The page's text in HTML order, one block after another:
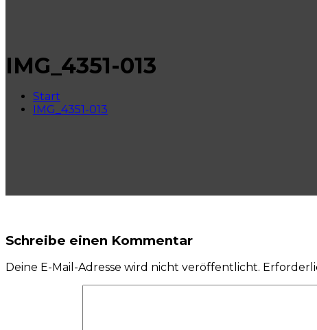
IMG_4351-013
Start
IMG_4351-013
Schreibe einen Kommentar
Deine E-Mail-Adresse wird nicht veröffentlicht.